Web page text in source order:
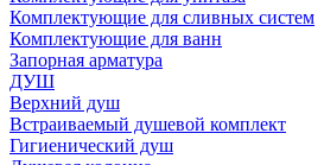
Комплектующие для сливных систем
Комплектующие для ванн
Запорная арматура
ДУШ
Верхний душ
Встраиваемый душевой комплект
Гигиенический душ